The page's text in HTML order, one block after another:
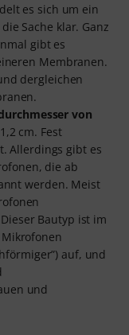
es sich um ein
Sache klar. Ganz
gibt es
Membranen.
dergleichen
von
cm. Fest
Allerdings gibt es
die ab
werden. Meist
Bautyp ist im
auf, und
und